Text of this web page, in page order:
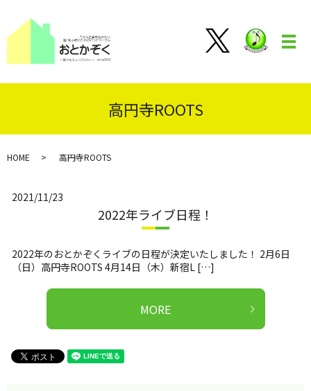
メ
高円寺ROOTS
HOME 高円寺ROOTS
2021/11/23
2022年ライブ日程！
2022年のおとかぞくライブの日程が決定いたしました！ 2月6日
（日）高円寺ROOTS 4月14日（木）新宿L […]
MORE